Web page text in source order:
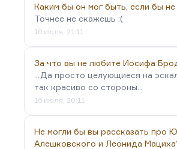
Каким бы он мог быть, если бы не
Точнее не скажешь :(
16 июля, 21:11
За что вы не любите Иосифа
...Да просто целующиеся на
так красиво со стороны...
16 июля, 20:11
Не могли бы вы рассказать про
Алешковского и Леонида